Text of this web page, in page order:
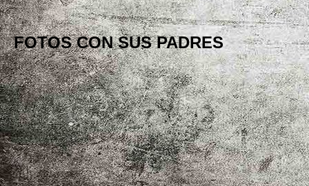
FOTOS CON SUS PADRES